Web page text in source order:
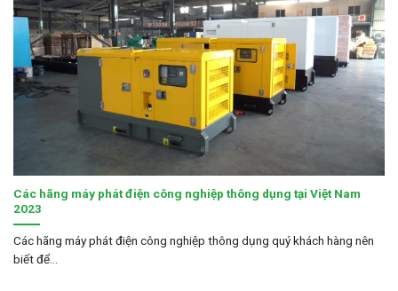
Các hãng máy phát điện công nghiệp thông dụng tại Việt Nam
2023
Các hãng máy phát điện công nghiệp thông dụng quý khách hàng nên
biết để...